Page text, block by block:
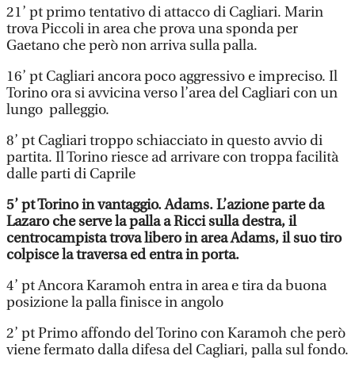
21’ pt primo tentativo di attacco di Cagliari. Marin
trova Piccoli in area che prova una sponda per
Gaetano che però non arriva sulla palla.
16’ pt Cagliari ancora poco aggressivo e impreciso. Il
Torino ora si avvicina verso l’area del Cagliari con un
lungo palleggio.
8’ pt Cagliari troppo schiacciato in questo avvio di
partita. Il Torino riesce ad arrivare con troppa facilità
dalle parti di Caprile
5’ pt Torino in vantaggio. Adams. L’azione parte da
Lazaro che serve la palla a Ricci sulla destra, il
centrocampista trova libero in area Adams, il suo tiro
colpisce la traversa ed entra in porta.
4’ pt Ancora Karamoh entra in area e tira da buona
posizione la palla finisce in angolo
2’ pt Primo affondo del Torino con Karamoh che però
viene fermato dalla difesa del Cagliari, palla sul fondo.